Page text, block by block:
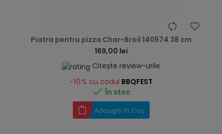
Piatra pentru pizza Char-Broil 140574 38 cm
169,00 lei
Citește review-urile
-10% cu codul BBQFEST
 În stoc
Adaugă în Coș